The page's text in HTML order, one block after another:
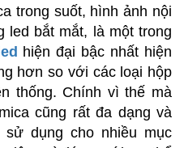
trong suốt, hình ảnh nội
led bắt mắt, là một trong
hiện đại bậc nhất hiện
hơn so với các loại hộp
thống. Chính vì thế mà
cũng rất đa dạng và
dụng cho nhiều mục